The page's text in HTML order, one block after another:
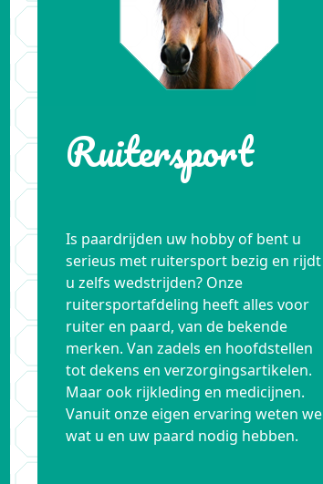
Ruitersport
Is paardrijden uw hobby of bent u
serieus met ruitersport bezig en rijdt
u zelfs wedstrijden? Onze
ruitersportafdeling heeft alles voor
ruiter en paard, van de bekende
merken. Van zadels en hoofdstellen
tot dekens en verzorgingsartikelen.
Maar ook rijkleding en medicijnen.
Vanuit onze eigen ervaring weten we
wat u en uw paard nodig hebben.